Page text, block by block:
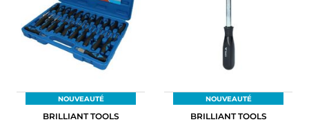
NOUVEAUTÉ
BRILLIANT TOOLS
NOUVEAUTÉ
BRILLIANT TOOLS